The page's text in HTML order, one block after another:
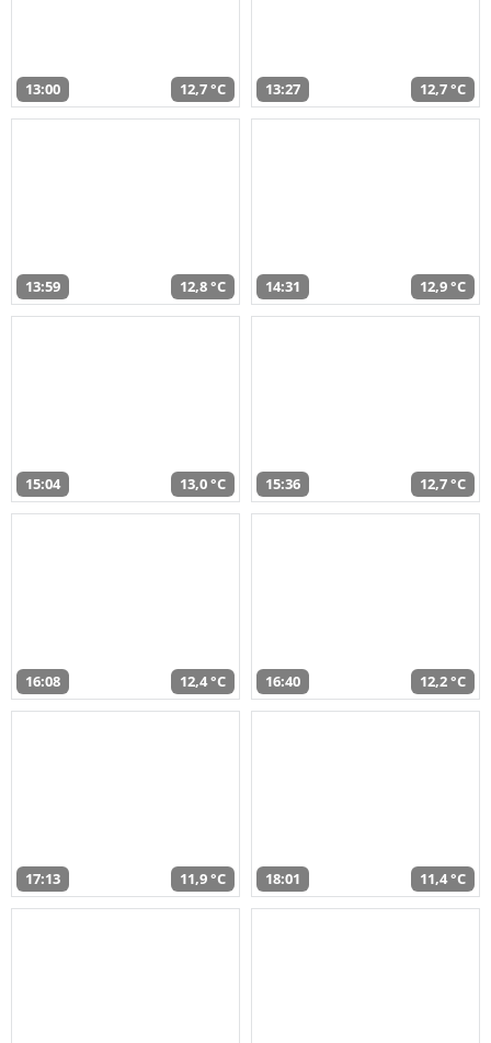
13:00 12,7 °C 13:27 12,7 °C
13:59 12,8 °C 14:31 12,9 °C
15:04 13,0 °C 15:36 12,7 °C
16:08 12,4 °C 16:40 12,2 °C
17:13 11,9 °C 18:01 11,4 °C